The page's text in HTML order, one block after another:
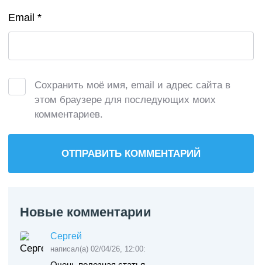
Новые комментарии
Сергей
написал(а) 02/04/26, 12:00:
Email *
Сохранить моё имя, email и адрес сайта в
этом браузере для последующих моих
комментариев.